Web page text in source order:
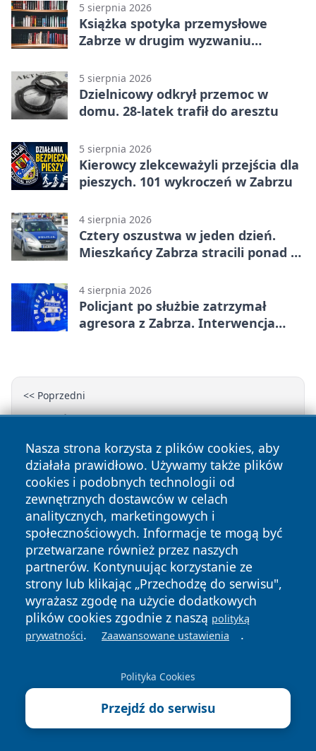
5 sierpnia 2026
Książka spotyka przemysłowe
Zabrze w drugim wyzwaniu
5 sierpnia 2026
Dzielnicowy odkrył przemoc w
domu. 28-latek trafił do aresztu
5 sierpnia 2026
Kierowcy zlekceważyli przejścia dla
pieszych. 101 wykroczeń w Zabrzu
4 sierpnia 2026
Cztery oszustwa w jeden dzień.
Mieszkańcy Zabrza stracili ponad 6
4 sierpnia 2026
Policjant po służbie zatrzymał
agresora z Zabrza. Interwencja
<< Poprzedni
Zabrzański Kompleks Rekreacji Aquarius - baseny,
godziny i cennik
Następny >>
Zabrzańskie Przedsiębiorstwo Wodociągów i
Kanalizacji - kontakt, godziny, awarie i opłaty
Przydatne dane teleadresowe
Instytut Technologii Paliw i Energii w Zabrzu - kontakt,
Parafia Matki Boskiej Różańcowej w Zabrzu-
Grzybowicach - kontakt i historia
Miejski Ośrodek Sportu i Rekreacji w Zabrze - kontakt,
Nasza strona korzysta z plików cookies, aby
działała prawidłowo. Używamy także plików
cookies i podobnych technologii od
zewnętrznych dostawców w celach
analitycznych, marketingowych i
społecznościowych. Informacje te mogą być
przetwarzane również przez naszych
partnerów. Kontynuując korzystanie ze
strony lub klikając „Przechodzę do serwisu",
wyrażasz zgodę na użycie dodatkowych
plików cookies zgodnie z naszą polityką
prywatności. Zaawansowane ustawienia .
Polityka Cookies
Przejdź do serwisu